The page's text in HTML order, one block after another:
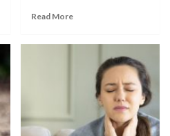
Read More